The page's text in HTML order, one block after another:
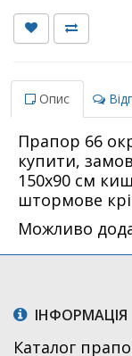
Опис
Прапор 66
купити,
150х90 см
штормове
Можливо
ІНФОРМАЦІЯ
Каталог